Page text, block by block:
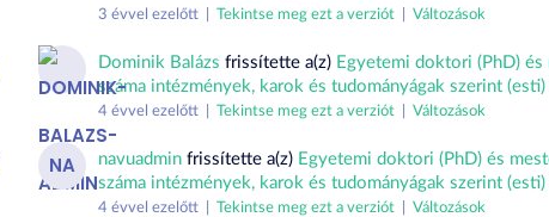
3 évvel ezelőtt | Tekintse meg ezt a verziót Változások
Dominik Balázs frissítette a(z) Egyetemi doktori (PhD)
száma intézmények, karok és tudományágak szerint
4 évvel ezelőtt | Tekintse meg ezt a verziót Változások
NA navuadmin frissítette a(z) Egyetemi doktori (PhD) és
száma intézmények, karok és tudományágak szerint
4 évvel ezelőtt | Tekintse meg ezt a verziót Változások